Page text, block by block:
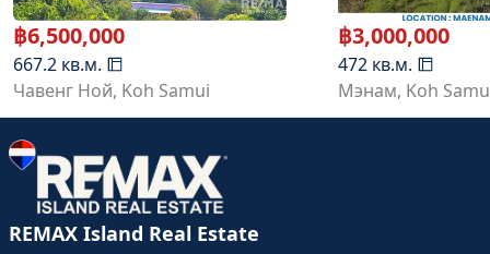
฿6,500,000
667.2 кв.м.
Чавенг Ной, Koh Samui
฿3,000,000
472 кв.м.
Мэнам, Koh
REMAX Island Real Estate